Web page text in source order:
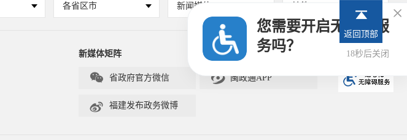
各省区市 新闻媒体
新媒体矩阵
 省政府官方微信  闽政通APP
 福建发布政务微博
返回顶部
您需要开启无障碍服
务吗？
17秒后关闭
